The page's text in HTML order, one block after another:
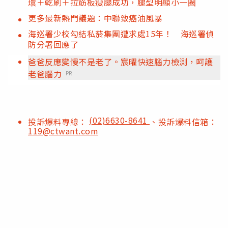
更多最新熱門議題：中聯致癌油風暴
海巡署少校勾結私菸集團遭求處15年！ 海巡署偵
防分署回應了
爸爸反應變慢不是老了。宸曜快速腦力檢測，呵護
老爸腦力
PR
投訴爆料專線： (02)6630-8641 、投訴爆料信箱：
119@ctwant.com